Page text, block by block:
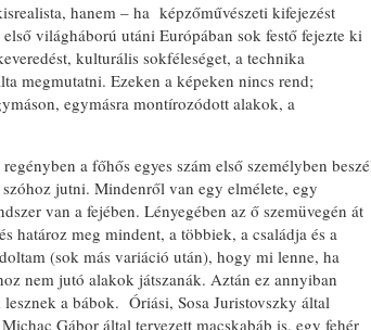
hanem – ha képzőművészeti kifejezést
világháború utáni Európában sok festő fejezte ki
kulturális sokféleséget, a technika
megmutatni. Ezeken a képeken nincs rend;
egymásra montírozódott alakok, a
a főhős egyes szám első személyben
jutni. Mindenről van egy elmélete, egy
van a fejében. Lényegében az ő szemüvegén át
határoz meg mindent, a többiek, a családja és a
(sok más variáció után), hogy mi lenne, ha
nem jutó alakok játszanák. Aztán ez annyiban
a bábok. Óriási, Sosa Juristovszky által
Gábor által tervezett macskabáb is, egy fehér